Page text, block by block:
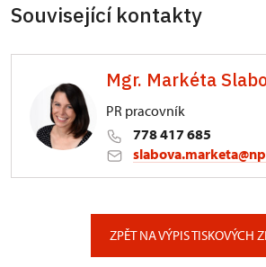
Související kontakty
Mgr. Markéta
PR pracovník
778 417 685
ZPĚT NA VÝPIS TISKOVÝCH